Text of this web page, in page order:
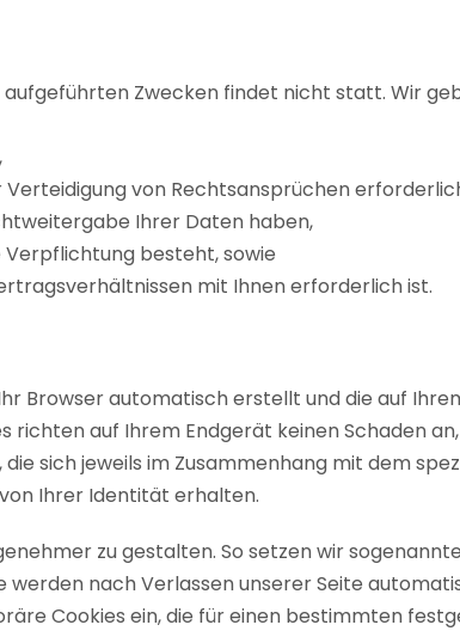
Zwecken findet nicht statt. Wir
Verteidigung von Rechtsansprüchen
Ihrer Daten haben,
Verpflichtung besteht, sowie
mit Ihnen erforderlich ist.
Browser automatisch erstellt und die auf
richten auf Ihrem Endgerät keinen Schaden
sich jeweils im Zusammenhang mit dem
Ihrer Identität erhalten.
zu gestalten. So setzen wir
werden nach Verlassen unserer Seite
Cookies ein, die für einen bestimmten